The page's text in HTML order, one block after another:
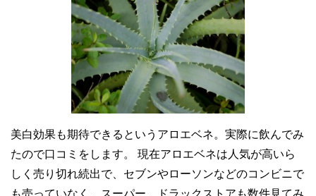
美白効果も期待できるというアロエベネ。実際に飲んでみ
たので口コミをします。 現在アロエベネは人気が高いら
しく売り切れ続出で、セブンやローソンなどのコンビニで